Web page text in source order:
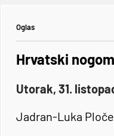
Oglas
Hrvatski
Utorak, 31.
Jadran-Luka